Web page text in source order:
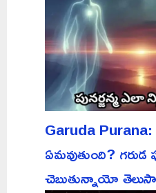
Garuda
ఏమవుతుంది? గరుడ
చెబుతున్నాయో